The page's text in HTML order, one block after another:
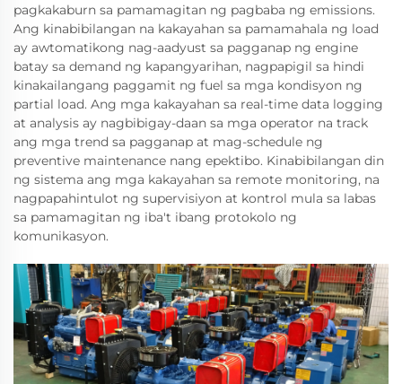
pagkakaburn sa pamamagitan ng pagbaba ng emissions.
Ang kinabibilangan na kakayahan sa pamamahala ng load
ay awtomatikong nag-aadyust sa pagganap ng engine
batay sa demand ng kapangyarihan, nagpapigil sa hindi
kinakailangang paggamit ng fuel sa mga kondisyon ng
partial load. Ang mga kakayahan sa real-time data logging
at analysis ay nagbibigay-daan sa mga operator na track
ang mga trend sa pagganap at mag-schedule ng
preventive maintenance nang epektibo. Kinabibilangan din
ng sistema ang mga kakayahan sa remote monitoring, na
nagpapahintulot ng supervisiyon at kontrol mula sa labas
sa pamamagitan ng iba't ibang protokolo ng
komunikasyon.